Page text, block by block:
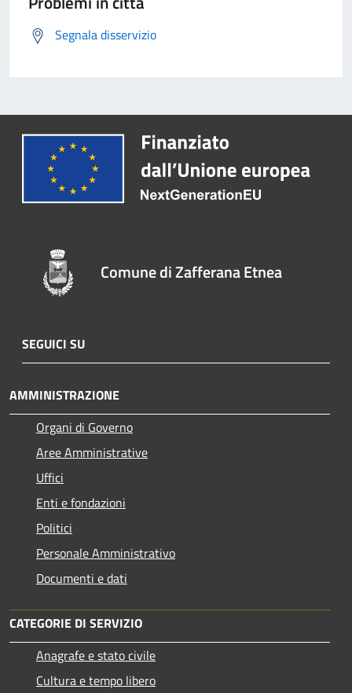
Segnala disservizio
Comune di Zafferana Etnea
SEGUICI SU
AMMINISTRAZIONE
Organi di Governo
Aree Amministrative
Uffici
Enti e fondazioni
Politici
Personale Amministrativo
Documenti e dati
CATEGORIE DI SERVIZIO
Anagrafe e stato civile
Cultura e tempo libero